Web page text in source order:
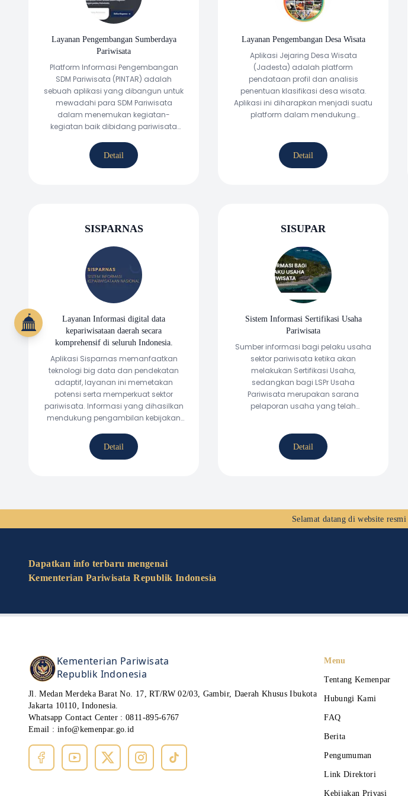
Layanan Pengembangan Sumberdaya
Pariwisata
Platform Informasi Pengembangan
SDM Pariwisata (PINTAR) adalah
sebuah aplikasi yang dibangun untuk
mewadahi para SDM Pariwisata
dalam menemukan kegiatan-
kegiatan baik dibidang pariwisata
RI yang bertujuan untuk
pengembangan kualitas dari SDM
Detail
Layanan Pengembangan Desa Wisata
Aplikasi Jejaring Desa Wisata
(Jadesta) adalah platform
pendataan profil dan analisis
penentuan klasifikasi desa wisata.
Aplikasi ini diharapkan menjadi suatu
platform dalam mendukung
kontribusi data dukung kegiatan
pengembangan desa wisata.
Detail
SISPARNAS
S
Layanan Informasi digital data
kepariwisataan daerah secara
komprehensif di seluruh Indonesia.
Aplikasi Sisparnas memanfaatkan
teknologi big data dan pendekatan
adaptif, layanan ini memetakan
potensi serta memperkuat sektor
pariwisata. Informasi yang dihasilkan
mendukung pengambilan kebijakan
industri pariwisata, sejalan dengan
amanat Undang-Undang No. 10
destinasi wisata serta infrastruktur
Detail
SISUPAR
S
Sistem Informasi Sertifikasi Usaha
Pariwisata
Sumber informasi bagi pelaku usaha
sektor pariwisata ketika akan
melakukan Sertifikasi Usaha,
sedangkan bagi LSPr Usaha
Pariwisata merupakan sarana
pelaporan usaha yang telah
Detail
Selamat datang di website resmi
Dapatkan info terbaru mengenai
Kementerian Pariwisata Republik Indonesia
Kementerian Pariwisata
Republik Indonesia
Jl. Medan Merdeka Barat No. 17, RT/RW 02/03, Gambir, Daerah Khusus Ibukota
Jakarta 10110, Indonesia.
Whatsapp Contact Center :0811-895-6767
Email : info@kemenpar.go.id
Menu
Tentang Kemenpar
Hubungi Kami
FAQ
Berita
Pengumuman
Link Direktori
Kebijakan Privasi